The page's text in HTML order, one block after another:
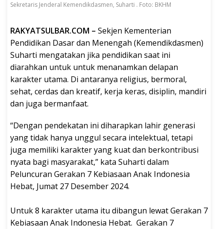
Sekretaris Jenderal Kemendikdasmen, Suharti . Foto: BKHM
RAKYATSULBAR.COM – Sekjen Kementerian
Pendidikan Dasar dan Menengah (Kemendikdasmen)
Suharti mengatakan jika pendidikan saat ini
diarahkan untuk untuk menanamkan delapan
karakter utama. Di antaranya religius, bermoral,
sehat, cerdas dan kreatif, kerja keras, disiplin, mandiri
dan juga bermanfaat.
“Dengan pendekatan ini diharapkan lahir generasi
yang tidak hanya unggul secara intelektual, tetapi
juga memiliki karakter yang kuat dan berkontribusi
nyata bagi masyarakat,” kata Suharti dalam
Peluncuran Gerakan 7 Kebiasaan Anak Indonesia
Hebat, Jumat 27 Desember 2024.
Untuk 8 karakter utama itu dibangun lewat Gerakan 7
Kebiasaan Anak Indonesia Hebat. Gerakan 7